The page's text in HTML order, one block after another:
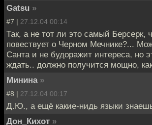
Gatsu »
#7 | 27.12.04 00:14
Так, а не тот ли это самый Берсерк,
повествует о Черном Мечнике?...
Санта и не будоражит интереса, но
ждать.. должно получится мощно,
Минина »
#8 | 27.12.04 00:17
Д.Ю., а ещё какие-нидь языки
Дон_Кихот »